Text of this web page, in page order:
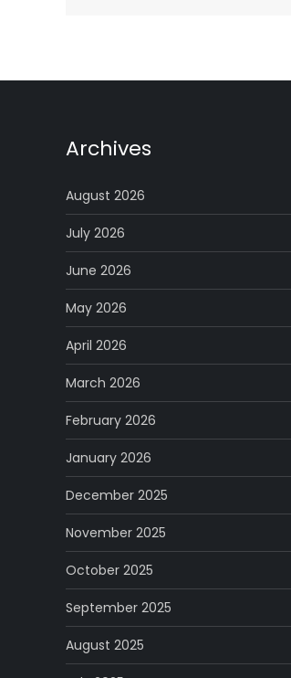
Archives
August 2026
July 2026
June 2026
May 2026
April 2026
March 2026
February 2026
January 2026
December 2025
November 2025
October 2025
September 2025
August 2025